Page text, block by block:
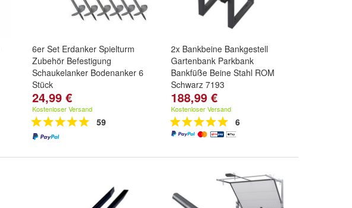
6er Set Erdanker Spielturm
Zubehör Befestigung
Schaukelanker Bodenanker 6
Stück
24,99 €
Kostenloser Versand
59
2x Bankbeine Bankgestell
Gartenbank Parkbank
Bankfüße Beine Stahl ROM
Schwarz 7193
188,99 €
Kostenloser Versand
6